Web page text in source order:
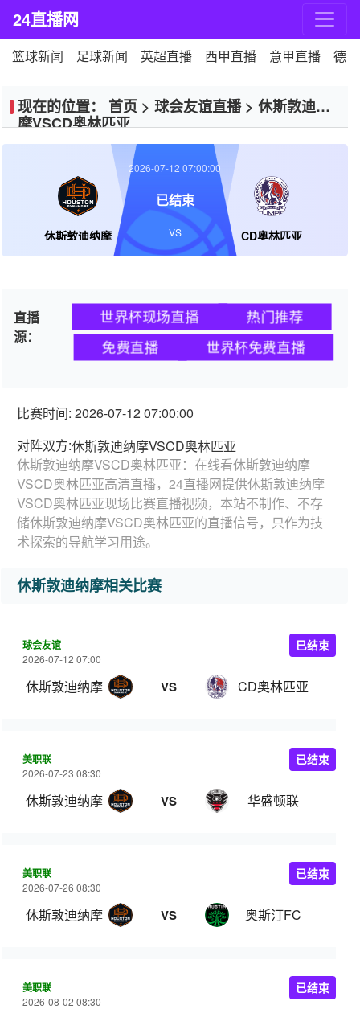
24直播网
篮球新闻 足球新闻 英超直播 西甲直播 意甲直播 德
现在的位置： 首页 > 球会友谊直播> 休斯敦迪纳
摩VSCD奥林匹亚
休斯敦迪纳摩 CD奥林匹亚
2026-07-12 07:00:00
已结束
VS
直播
源：
世界杯现场直播
热门推荐
免费直播
世界杯免费直播
比赛时间: 2026-07-12 07:00:00
对阵双方:休斯敦迪纳摩VSCD奥林匹亚
休斯敦迪纳摩VSCD奥林匹亚：在线看休斯敦迪纳摩
VSCD奥林匹亚高清直播，24直播网提供休斯敦迪纳摩
VSCD奥林匹亚现场比赛直播视频，本站不制作、不存
储休斯敦迪纳摩VSCD奥林匹亚的直播信号，只作为技
术探索的导航学习用途。
休斯敦迪纳摩相关比赛
球会友谊
2026-07-12 07:00
休斯敦迪纳摩 VS CD奥林匹亚
已结束
美职联
2026-07-23 08:30
休斯敦迪纳摩 VS 华盛顿联
已结束
美职联
2026-07-26 08:30
休斯敦迪纳摩 VS 奥斯汀FC
已结束
美职联
2026-08-02 08:30
已结束